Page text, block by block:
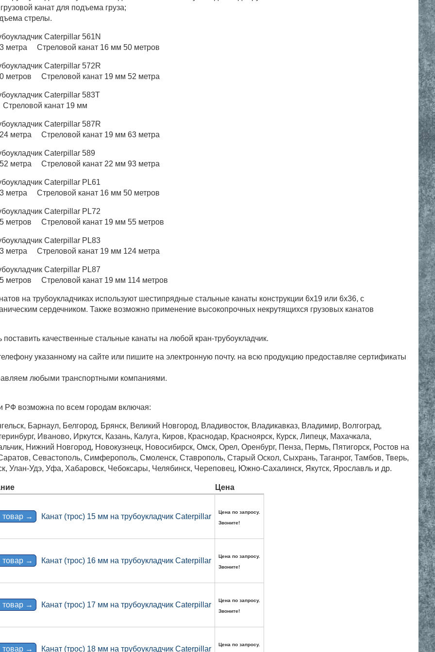
канат для подъема груза;
стрелы.
Caterpillar 561N
метра Стреловой канат 16 мм 50 метров
Caterpillar 572R
метров Стреловой канат 19 мм 52 метра
Caterpillar 583Т
канат 19 мм
Caterpillar 587R
метра Стреловой канат 19 мм 63 метра
Caterpillar 589
метра Стреловой канат 22 мм 93 метра
Caterpillar PL61
метра Стреловой канат 16 мм 50 метров
Caterpillar PL72
метров Стреловой канат 19 мм 55 метров
Caterpillar PL83
метра Стреловой канат 19 мм 124 метра
Caterpillar PL87
метров Стреловой канат 19 мм 114 метров
на трубоукладчиках используют шестипрядные стальные канаты конструкции 6х19 или 6х36, с
сердечником. Также возможно применение высокопрочных некрутящихся грузовых канатов
качественные стальные канаты на любой кран-трубоукладчик.
указанному на сайте или пишите на электронную почту. на всю продукцию предоставляе сертификаты
любыми транспортными компаниями.
РФ возможна по всем городам включая:
Барнаул, Белгород, Брянск, Великий Новгород, Владивосток, Владикавказ, Владимир, Волгоград,
Иваново, Иркутск, Казань, Калуга, Киров, Краснодар, Красноярск, Курск, Липецк, Махачкала,
Нижний Новгород, Новокузнецк, Новосибирск, Омск, Орел, Оренбург, Пенза, Пермь, Пятигорск, Ростов на
Севастополь, Симферополь, Смоленск, Ставрополь, Старый Оскол, Сыхрань, Таганрог, Тамбов, Тверь,
Улан-Удэ, Уфа, Хабаровск, Чебоксары, Челябинск, Череповец, Южно-Сахалинск, Якутск, Ярославль и др.
Цена
товар → Канат (трос) 15 мм на трубоукладчик Caterpillar
Цена по запросу.
Звоните!
товар → Канат (трос) 16 мм на трубоукладчик Caterpillar
Цена по запросу.
Звоните!
товар → Канат (трос) 17 мм на трубоукладчик Caterpillar
Цена по запросу.
Звоните!
товар → Канат (трос) 18 мм на трубоукладчик Caterpillar
Цена по запросу.